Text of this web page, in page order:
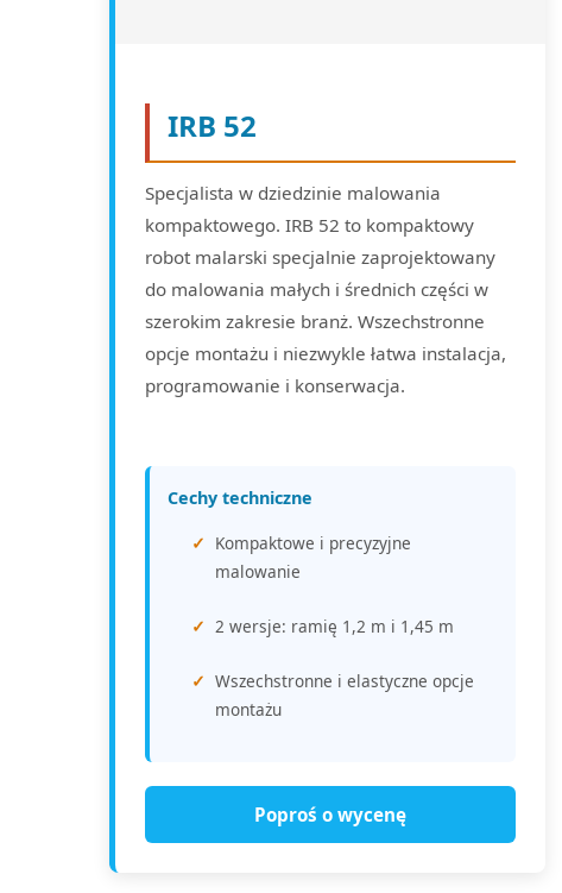
IRB 52
Specjalista w dziedzinie malowania
kompaktowego. IRB 52 to kompaktowy
robot malarski specjalnie zaprojektowany
do malowania małych i średnich części w
szerokim zakresie branż. Wszechstronne
opcje montażu i niezwykle łatwa instalacja,
programowanie i konserwacja.
Cechy techniczne
Kompaktowe i precyzyjne
malowanie
2 wersje: ramię 1,2 m i 1,45 m
Wszechstronne i elastyczne opcje
montażu
Poproś o wycenę